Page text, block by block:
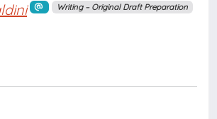
Writing – Original Draft Preparation